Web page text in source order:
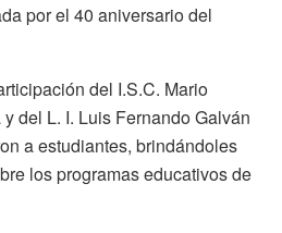
por el 40 aniversario del
del I.S.C. Mario
del L. I. Luis Fernando Galván
a estudiantes, brindándoles
los programas educativos de